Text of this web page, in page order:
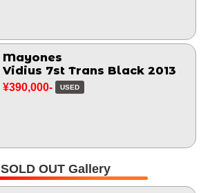
Mayones
Vidius 7st Trans Black 2013
¥390,000- USED
SOLD OUT Gallery